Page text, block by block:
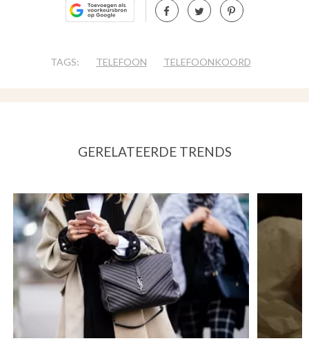
TAGS: TELEFOON TELEFOONKOORD
GERELATEERDE TRENDS